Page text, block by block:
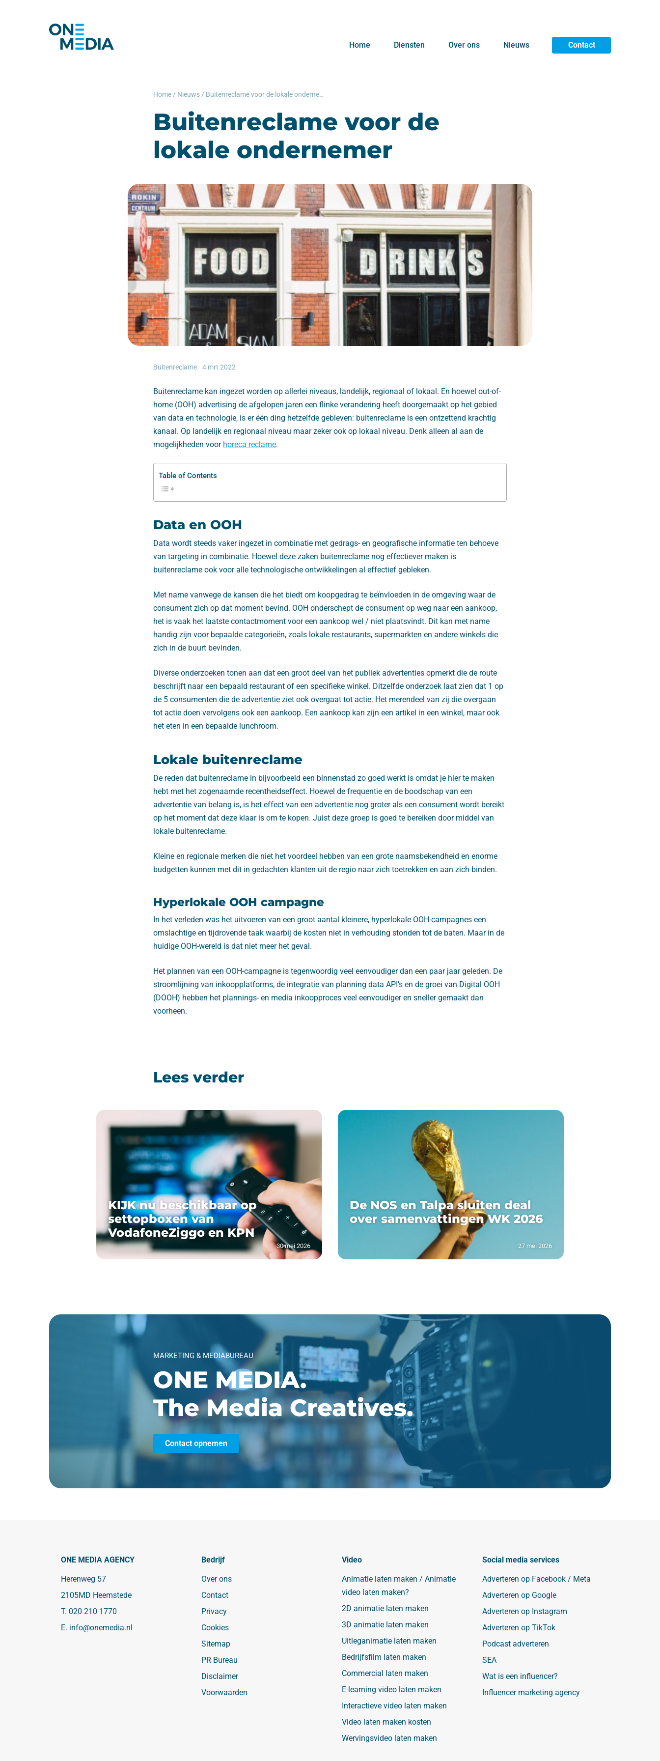
Home Diensten Over ons Nieuws Contact
Home / Nieuws / Buitenreclame voor de lokale ondernemer
Buitenreclame voor de
lokale ondernemer
Buitenreclame 4 mrt 2022
Buitenreclame kan ingezet worden op allerlei niveaus, landelijk, regionaal of lokaal. En hoewel out-of-
home (OOH) advertising de afgelopen jaren een flinke verandering heeft doorgemaakt op het gebied
van data en technologie, is er één ding hetzelfde gebleven: buitenreclame is een ontzettend krachtig
kanaal. Op landelijk en regionaal niveau maar zeker ook op lokaal niveau. Denk alleen al aan de
mogelijkheden voor horeca reclame.
Table of Contents
Data en OOH
Data wordt steeds vaker ingezet in combinatie met gedrags- en geografische informatie ten behoeve
van targeting in combinatie. Hoewel deze zaken buitenreclame nog effectiever maken is
buitenreclame ook voor alle technologische ontwikkelingen al effectief gebleken.
Met name vanwege de kansen die het biedt om koopgedrag te beïnvloeden in de omgeving waar de
consument zich op dat moment bevind. OOH onderschept de consument op weg naar een aankoop,
het is vaak het laatste contactmoment voor een aankoop wel / niet plaatsvindt. Dit kan met name
handig zijn voor bepaalde categorieën, zoals lokale restaurants, supermarkten en andere winkels die
zich in de buurt bevinden.
Diverse onderzoeken tonen aan dat een groot deel van het publiek advertenties opmerkt die de route
beschrijft naar een bepaald restaurant of een specifieke winkel. Ditzelfde onderzoek laat zien dat 1 op
de 5 consumenten die de advertentie ziet ook overgaat tot actie. Het merendeel van zij die overgaan
tot actie doen vervolgens ook een aankoop. Een aankoop kan zijn een artikel in een winkel, maar ook
het eten in een bepaalde lunchroom.
Lokale buitenreclame
De reden dat buitenreclame in bijvoorbeeld een binnenstad zo goed werkt is omdat je hier te maken
hebt met het zogenaamde recentheidseffect. Hoewel de frequentie en de boodschap van een
advertentie van belang is, is het effect van een advertentie nog groter als een consument wordt bereikt
op het moment dat deze klaar is om te kopen. Juist deze groep is goed te bereiken door middel van
lokale buitenreclame.
Kleine en regionale merken die niet het voordeel hebben van een grote naamsbekendheid en enorme
budgetten kunnen met dit in gedachten klanten uit de regio naar zich toetrekken en aan zich binden.
Hyperlokale OOH campagne
In het verleden was het uitvoeren van een groot aantal kleinere, hyperlokale OOH-campagnes een
omslachtige en tijdrovende taak waarbij de kosten niet in verhouding stonden tot de baten. Maar in de
huidige OOH-wereld is dat niet meer het geval.
Het plannen van een OOH-campagne is tegenwoordig veel eenvoudiger dan een paar jaar geleden. De
stroomlijning van inkoopplatforms, de integratie van planning data API’s en de groei van Digital OOH
(DOOH) hebben het plannings- en media inkoopproces veel eenvoudiger en sneller gemaakt dan
voorheen.
Lees verder
KIJK nu beschikbaar op
settopboxen van
VodafoneZiggo en KPN
30 mei 2026
De NOS en Talpa sluiten deal
over samenvattingen WK 2026
27 mei 2026
MARKETING & MEDIABUREAU
ONE MEDIA.
The Media Creatives.
Contact opnemen
Bedrijf
Over ons
Contact
Privacy
Cookies
Sitemap
PR Bureau
Disclaimer
Voorwaarden
Video
Animatie laten maken / Animatie
video laten maken?
2D animatie laten maken
3D animatie laten maken
Uitleganimatie laten maken
Bedrijfsfilm laten maken
Commercial laten maken
E-learning video laten maken
Interactieve video laten maken
Video laten maken kosten
Wervingsvideo laten maken
Social media services
Adverteren op Facebook / Meta
Adverteren op Google
Adverteren op Instagram
Adverteren op TikTok
Podcast adverteren
SEA
Wat is een influencer?
Influencer marketing agency
ONE MEDIA AGENCY
Herenweg 57
2105MD Heemstede
T. 020 210 1770
E. info@onemedia.nl